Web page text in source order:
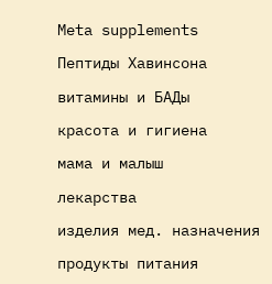
Meta supplements
Пептиды Хавинсона
витамины и БАДы
красота и гигиена
мама и малыш
лекарства
изделия мед. назначения
продукты питания